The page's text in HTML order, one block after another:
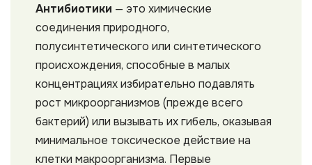
Антибиотики — это химические
соединения природного,
полусинтетического или синтетического
происхождения, способные в малых
концентрациях избирательно подавлять
рост микроорганизмов (прежде всего
бактерий) или вызывать их гибель, оказывая
минимальное токсическое действие на
клетки макроорганизма. Первые